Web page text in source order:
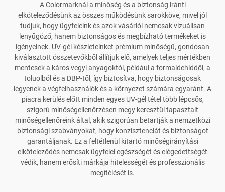
A Colormarknál a minőség és a biztonság iránti
elköteleződésünk az összes működésünk sarokköve, mivel jól
tudjuk, hogy ügyfeleink és azok vásárlói nemcsak vizuálisan
lenyűgöző, hanem biztonságos és megbízható termékeket is
igényelnek. UV-gél készleteinket prémium minőségű, gondosan
kiválasztott összetevőkből állítjuk elő, amelyek teljes mértékben
mentesek a káros vegyi anyagoktól, például a formaldehiddől, a
toluolból és a DBP-től, így biztosítva, hogy biztonságosak
legyenek a végfelhasználók és a környezet számára egyaránt. A
piacra kerülés előtt minden egyes UV-gél tétel több lépcsős,
szigorú minőségellenőrzésen megy keresztül tapasztalt
minőségellenőreink által, akik szigorúan betartják a nemzetközi
biztonsági szabványokat, hogy konzisztenciát és biztonságot
garantáljanak. Ez a feltétlenül kitartó minőségirányítási
elköteleződés nemcsak ügyfelei egészségét és elégedettségét
védik, hanem erősíti márkája hitelességét és professzionális
megítélését is.